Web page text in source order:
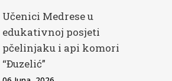
Učenici Medrese u
edukativnoj posjeti
pčelinjaku i api komori
“Đuzelić”